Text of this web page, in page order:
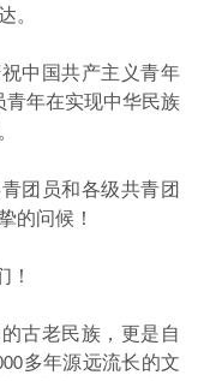
。
中国共产主义青年
青年在实现中华民族
团员和各级共青团
的问候！
！
古老民族，更是自
多年源远流长的文